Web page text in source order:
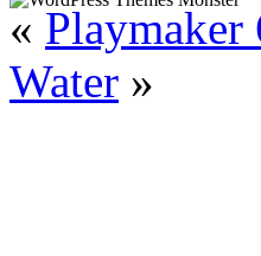
« Playmaker
Water »